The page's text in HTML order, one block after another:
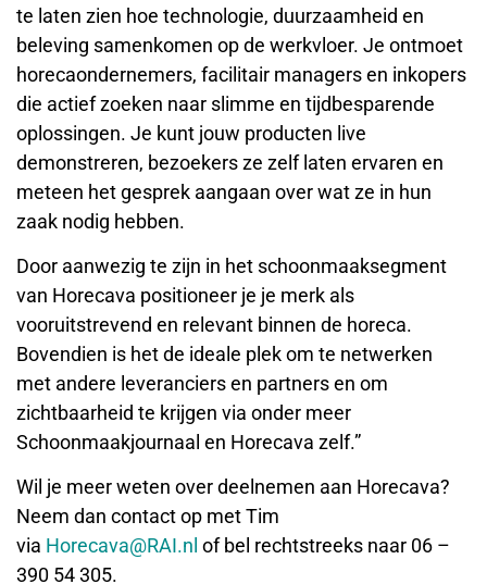
te laten zien hoe technologie, duurzaamheid en
beleving samenkomen op de werkvloer. Je ontmoet
horecaondernemers, facilitair managers en inkopers
die actief zoeken naar slimme en tijdbesparende
oplossingen. Je kunt jouw producten live
demonstreren, bezoekers ze zelf laten ervaren en
meteen het gesprek aangaan over wat ze in hun
zaak nodig hebben.
Door aanwezig te zijn in het schoonmaaksegment
van Horecava positioneer je je merk als
vooruitstrevend en relevant binnen de horeca.
Bovendien is het de ideale plek om te netwerken
met andere leveranciers en partners en om
zichtbaarheid te krijgen via onder meer
Schoonmaakjournaal en Horecava zelf.”
Wil je meer weten over deelnemen aan Horecava?
Neem dan contact op met Tim
via Horecava@RAI.nl of bel rechtstreeks naar 06 –
390 54 305.